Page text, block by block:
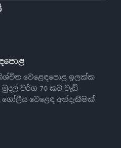
වෙළෙඳපොළ ඉලක්ක
මුදල් වර්ග 70 කට වැඩි
වෙළෙඳ අත්දැකීමක්